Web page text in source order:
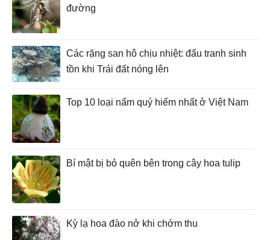
đường
Các rặng san hô chịu nhiệt: đấu tranh sinh
tồn khi Trái đất nóng lên
Top 10 loại nấm quý hiếm nhất ở Việt Nam
Bí mật bị bỏ quên bên trong cây hoa tulip
Kỳ lạ hoa đào nở khi chớm thu